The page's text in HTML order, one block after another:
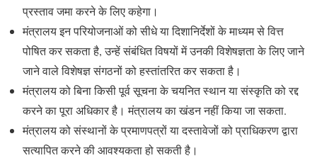
प्रस्ताव जमा करने के लिए कहेगा।
मंत्रालय इन परियोजनाओं को सीधे या दिशानिर्देशों के माध्यम से वित्त
पोषित कर सकता है, उन्हें संबंधित विषयों में उनकी विशेषज्ञता के लिए जाने
जाने वाले विशेषज्ञ संगठनों को हस्तांतरित कर सकता है।
मंत्रालय को बिना किसी पूर्व सूचना के चयनित स्थान या संस्कृति को रद्द
करने का पूरा अधिकार है। मंत्रालय का खंडन नहीं किया जा सकता.
मंत्रालय को संस्थानों के प्रमाणपत्रों या दस्तावेजों को प्राधिकरण द्वारा
सत्यापित करने की आवश्यकता हो सकती है।